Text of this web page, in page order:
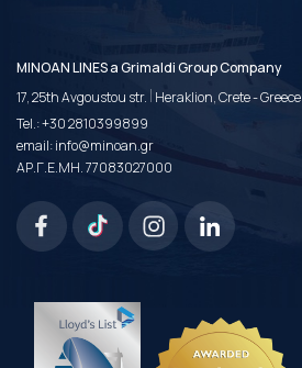
MINOAN LINES a Grimaldi Group Company
17, 25th Avgoustou str. | Heraklion, Crete - Greece
Tel.:+30 2810399899
email:info@minoan.gr
ΑΡ.Γ.Ε.ΜΗ. 77083027000